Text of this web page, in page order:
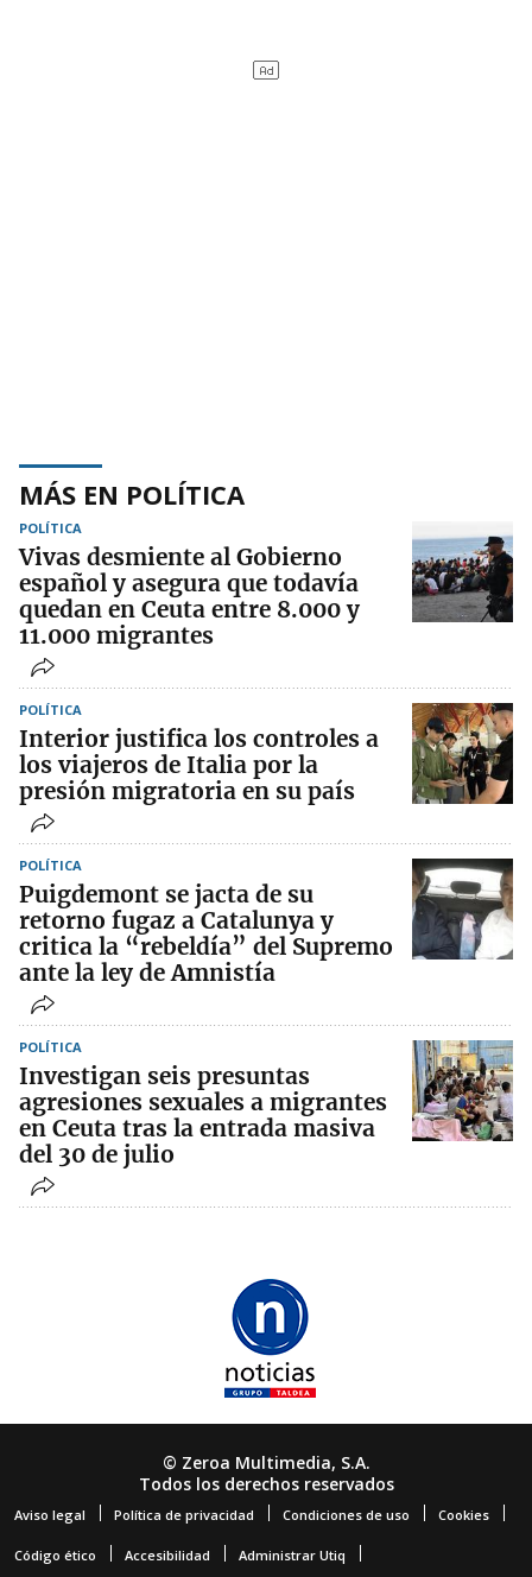
MÁS EN POLÍTICA
POLÍTICA
Vivas desmiente al Gobierno
español y asegura que todavía
quedan en Ceuta entre 8.000 y
11.000 migrantes
POLÍTICA
Interior justifica los controles a
los viajeros de Italia por la
presión migratoria en su país
POLÍTICA
Puigdemont se jacta de su
retorno fugaz a Catalunya y
critica la “rebeldía” del Supremo
ante la ley de Amnistía
POLÍTICA
Investigan seis presuntas
agresiones sexuales a migrantes
en Ceuta tras la entrada masiva
del 30 de julio
© Zeroa Multimedia, S.A.
Todos los derechos reservados
Aviso legal Política de privacidad Condiciones de uso Cookies
Código ético Accesibilidad Administrar Utiq